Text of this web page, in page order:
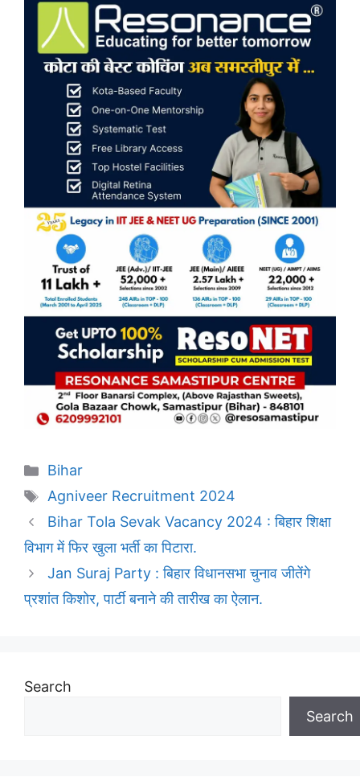
Categories
Bihar
Tags
Agniveer Recruitment 2024
Bihar Tola Sevak Vacancy 2024 : बिहार शिक्षा
विभाग में फिर खुला भर्ती का पिटारा.
Jan Suraj Party : बिहार विधानसभा चुनाव जीतेंगे
प्रशांत किशोर, पार्टी बनाने की तारीख का ऐलान.
Search
Search